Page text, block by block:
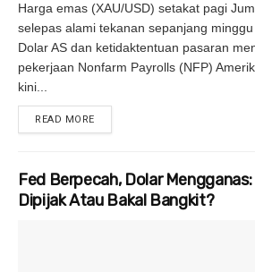
Harga emas (XAU/USD) setakat pagi
selepas alami tekanan sepanjang
Dolar AS dan ketidaktentuan pasaran
pekerjaan Nonfarm Payrolls (NFP)
kini...
READ MORE
Fed Berpecah, Dolar Mengganas:
Dipijak Atau Bakal Bangkit?